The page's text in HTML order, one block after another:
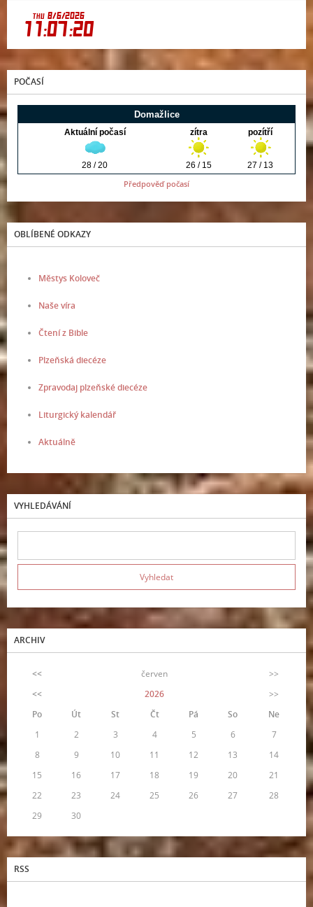
POČASÍ
Předpověď počasí
OBLÍBENÉ ODKAZY
Městys Koloveč
Naše víra
Čtení z Bible
Plzeňská diecéze
Zpravodaj plzeňské diecéze
Liturgický kalendář
Aktuálně
VYHLEDÁVÁNÍ
ARCHIV
<< červen
>>
<<
2026
>>
Po
Út St Čt Pá So
Ne
1
2 3 4 5 6
7
8
9 10 11 12 13
14
15
16 17 18 19 20
21
22
23 24 25 26 27
28
29
30
RSS